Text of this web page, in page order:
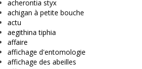
acherontia styx
achigan à petite bouche
actu
aegithina tiphia
affaire
affichage d'entomologie
affichage des abeilles